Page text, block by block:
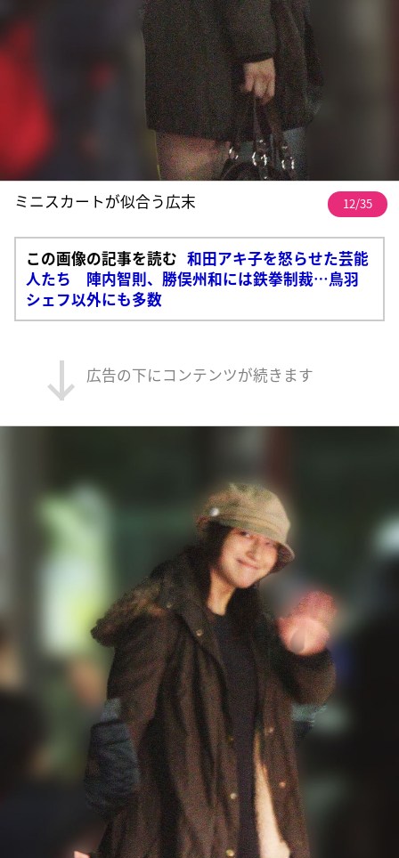
ミニスカートが似合う広末 12/35
この画像の記事を読む 和田アキ子を怒らせた芸能
人たち 陣内智則、勝俣州和には鉄拳制裁…鳥羽
シェフ以外にも多数
広告の下にコンテンツが続きます